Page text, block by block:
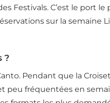
Festivals. C’est le port le
sur la semaine
?
Pendant que la
peu fréquentées en